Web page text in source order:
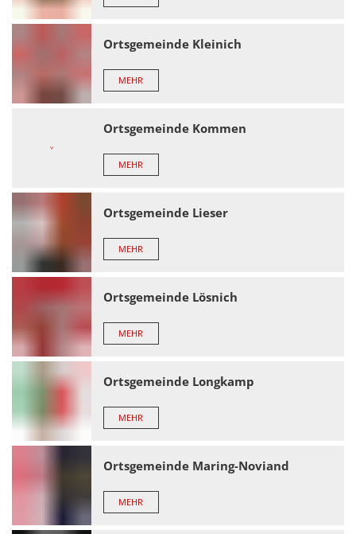
Ortsgemeinde Kleinich
MEHR
Ortsgemeinde Kommen
MEHR
Ortsgemeinde Lieser
MEHR
Ortsgemeinde Lösnich
MEHR
Ortsgemeinde Longkamp
MEHR
Ortsgemeinde Maring-Noviand
MEHR